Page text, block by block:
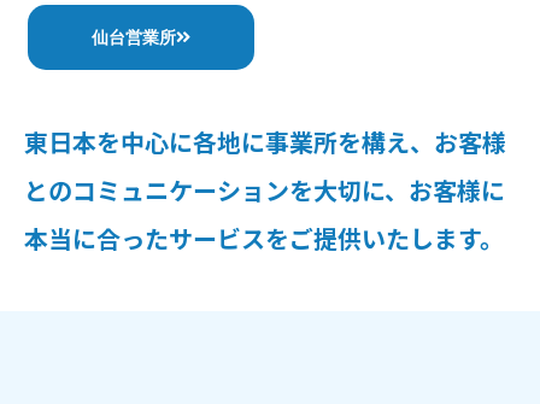
仙台営業所
東日本を中心に各地に事業所を構え、お客様
とのコミュニケーションを大切に、お客様に
本当に合ったサービスをご提供いたします。